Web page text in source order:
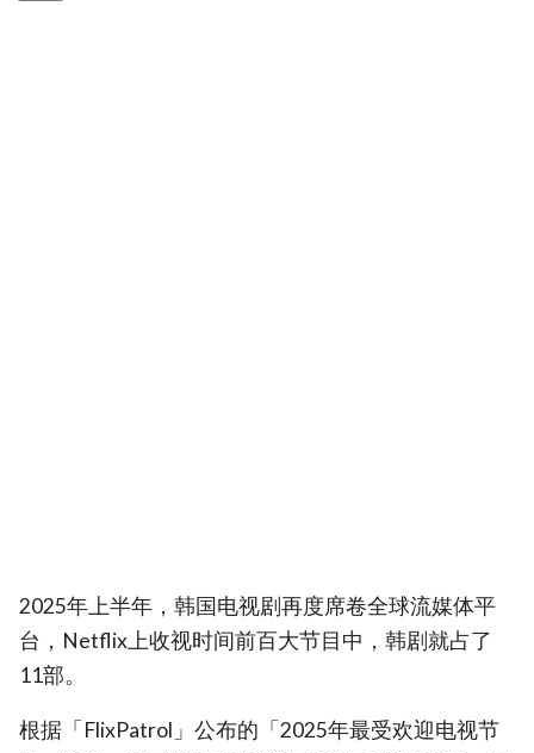
2025年上半年，韩国电视剧再度席卷全球流媒体平
台，Netflix上收视时间前百大节目中，韩剧就占了
11部。
根据「FlixPatrol」公布的「2025年最受欢迎电视节